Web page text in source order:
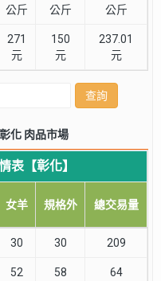
公斤
公斤
公斤
271
元
150
元
237.01
元
查詢
化 肉品市場
表【彰化】
女羊 規格外 總交易量
30 30 209
52
58
64